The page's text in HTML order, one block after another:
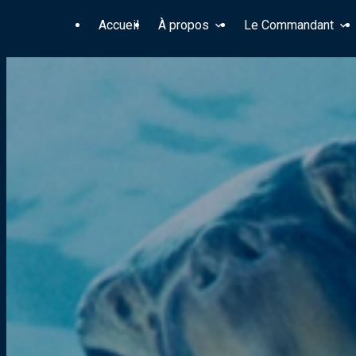
Accueil À propos Le Commandant